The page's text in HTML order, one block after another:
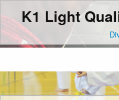
K1 Light